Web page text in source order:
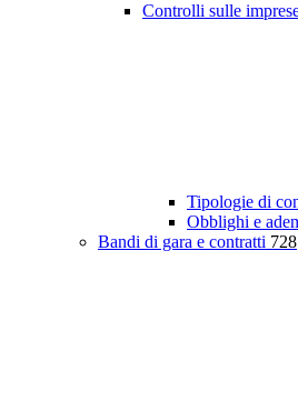
Controlli sulle
Tipologie di
Obblighi e
Bandi di gara e contratti 728